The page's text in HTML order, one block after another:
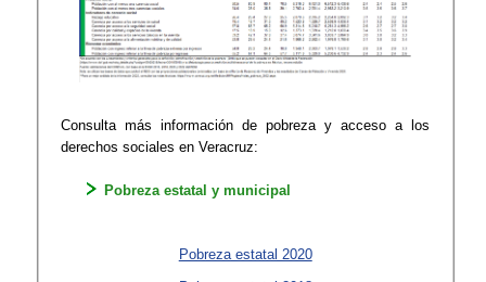
Consulta más información de pobreza y acceso a los
derechos sociales en Veracruz:
Pobreza estatal y municipal
Pobreza estatal 2020